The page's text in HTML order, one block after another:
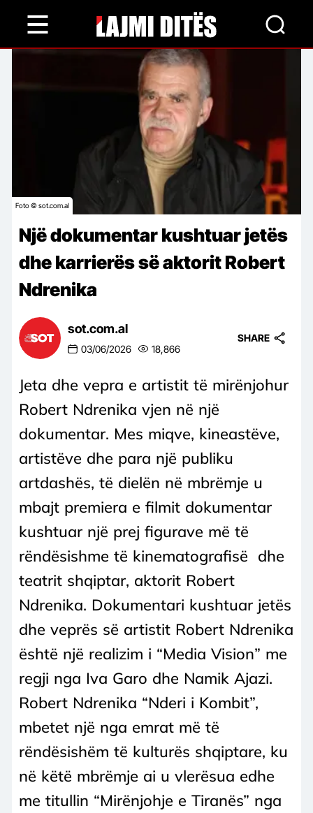
content
Foto © sot.com.al
Një dokumentar kushtuar jetës
dhe karrierës së aktorit Robert
Ndrenika
sot.com.al
03/06/2026 18,866
SHARE
Jeta dhe vepra e artistit të mirënjohur
Robert Ndrenika vjen në një
dokumentar. Mes miqve, kineastëve,
artistëve dhe para një publiku
artdashës, të dielën në mbrëmje u
mbajt premiera e filmit dokumentar
kushtuar një prej figurave më të
rëndësishme të kinematografisë dhe
teatrit shqiptar, aktorit Robert
Ndrenika. Dokumentari kushtuar jetës
dhe veprës së artistit Robert Ndrenika
është një realizim i “Media Vision” me
regji nga Iva Garo dhe Namik Ajazi.
Robert Ndrenika “Nderi i Kombit”,
mbetet një nga emrat më të
rëndësishëm të kulturës shqiptare, ku
në këtë mbrëmje ai u vlerësua edhe
me titullin “Mirënjohje e Tiranës” nga